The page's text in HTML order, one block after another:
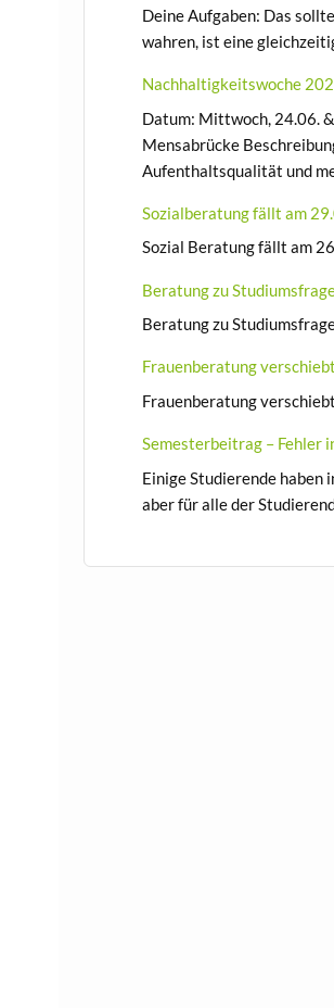
Deine Aufgaben: Das
wahren, ist eine
Nachhaltigkeitswoche
Datum: Mittwoch, 24.06.
Mensabrücke
Aufenthaltsqualität und
Sozialberatung fällt am
Sozial Beratung fällt am
Beratung zu
Beratung zu
Frauenberatung
Frauenberatung
Semesterbeitrag – Fehler
Einige Studierende haben
aber für alle der